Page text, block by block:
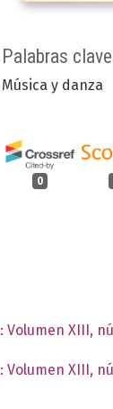
Palabras clave
Música y danza
0
XIII,
XIII,